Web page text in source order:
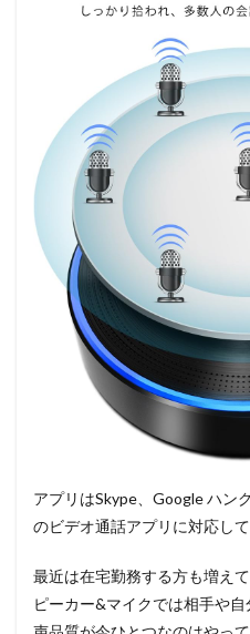
アプリはSkype、Google ハン
のビデオ通話アプリに対応して
最近は在宅勤務する方も増え
ピーカー&マイクでは相手や